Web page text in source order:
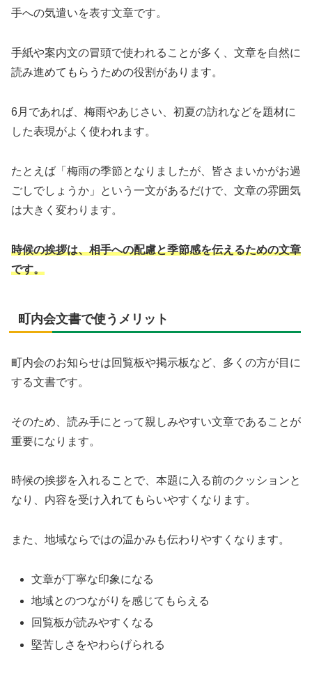
手への気遣いを表す文章です。
手紙や案内文の冒頭で使われることが多く、文章を自然に
読み進めてもらうための役割があります。
6月であれば、梅雨やあじさい、初夏の訪れなどを題材に
した表現がよく使われます。
たとえば「梅雨の季節となりましたが、皆さまいかがお過
ごしでしょうか」という一文があるだけで、文章の雰囲気
は大きく変わります。
時候の挨拶は、相手への配慮と季節感を伝えるための文章
です。
町内会文書で使うメリット
町内会のお知らせは回覧板や掲示板など、多くの方が目に
する文書です。
そのため、読み手にとって親しみやすい文章であることが
重要になります。
時候の挨拶を入れることで、本題に入る前のクッションと
なり、内容を受け入れてもらいやすくなります。
また、地域ならではの温かみも伝わりやすくなります。
文章が丁寧な印象になる
地域とのつながりを感じてもらえる
回覧板が読みやすくなる
堅苦しさをやわらげられる